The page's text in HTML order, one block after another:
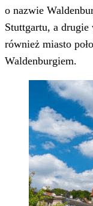
o nazwie
Stuttgartu, a
również miasto
Waldenburgiem.